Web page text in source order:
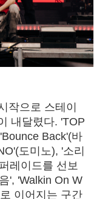
작으로 스테이
내달렸다. 'TOP
Back'(바
도미노), '소리
레이드를 선보
', 'Walkin On W
이어지는 구간